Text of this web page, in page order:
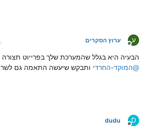
ע
מנותק
ערוץ הסקרים
הבעיה היא בגלל שהמערכת שלך בפרייוט
@המוקד-החרדי ותבקש שיעשה התאמה גם
D
מנותק
dudu